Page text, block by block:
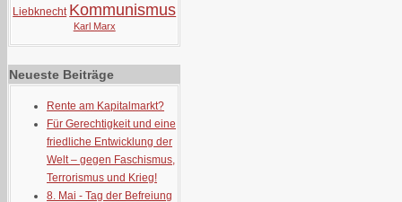
Liebknecht Kommunismus
Karl Marx
Neueste Beiträge
Rente am Kapitalmarkt?
Für Gerechtigkeit und eine
friedliche Entwicklung der
Welt – gegen Faschismus,
Terrorismus und Krieg!
8. Mai - Tag der Befreiung